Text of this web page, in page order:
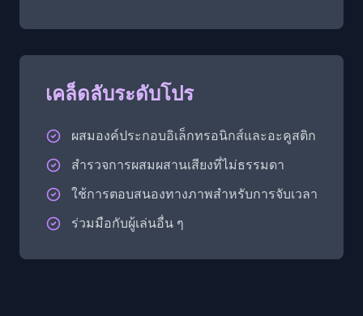
เคล็ดลับระดับโปร
ผสมองค์ประกอบอิเล็กทรอนิกส์และอะคูสติก
สำรวจการผสมผสานเสียงที่ไม่ธรรมดา
ใช้การตอบสนองทางภาพสำหรับการจับเวลา
ร่วมมือกับผู้เล่นอื่น ๆ